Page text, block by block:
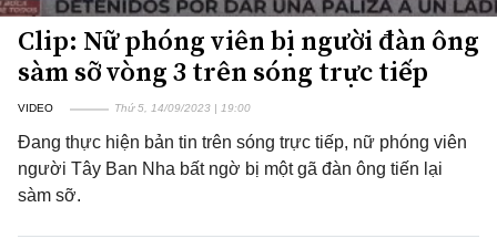
Clip: Nữ phóng viên bị người đàn ông
sàm sỡ vòng 3 trên sóng trực tiếp
VIDEO Thứ 5, 14/09/2023 | 19:00
Đang thực hiện bản tin trên sóng trực tiếp, nữ phóng viên
người Tây Ban Nha bất ngờ bị một gã đàn ông tiến lại
sàm sỡ.